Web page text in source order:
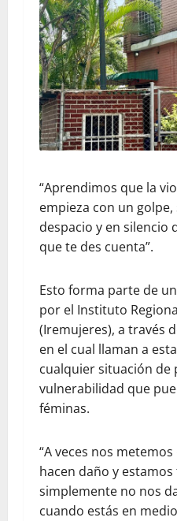
“Aprendimos que la
empieza con un
despacio y en silencio
que te des cuenta”.
Esto forma parte de
por el Instituto
(Iremujeres), a través
en el cual llaman a
cualquier situación de
vulnerabilidad que
féminas.
“A veces nos
hacen daño y
simplemente no nos
cuando estás en